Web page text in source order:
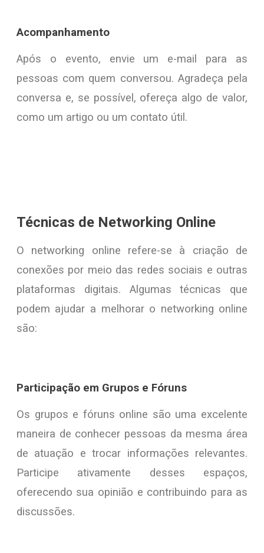
Acompanhamento
Após o evento, envie um e-mail para as
pessoas com quem conversou. Agradeça pela
conversa e, se possível, ofereça algo de valor,
como um artigo ou um contato útil.
Técnicas de Networking Online
O networking online refere-se à criação de
conexões por meio das redes sociais e outras
plataformas digitais. Algumas técnicas que
podem ajudar a melhorar o networking online
são:
Participação em Grupos e Fóruns
Os grupos e fóruns online são uma excelente
maneira de conhecer pessoas da mesma área
de atuação e trocar informações relevantes.
Participe ativamente desses espaços,
oferecendo sua opinião e contribuindo para as
discussões.